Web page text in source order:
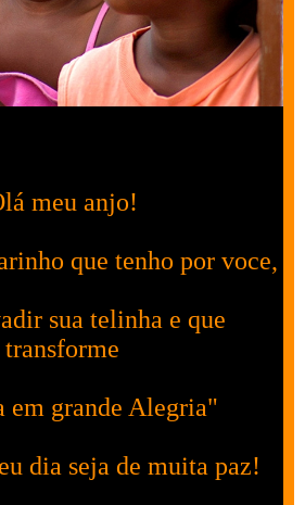
meu anjo!
que tenho por voce,
sua telinha e que
transforme
em grande Alegria"
dia seja de muita paz!